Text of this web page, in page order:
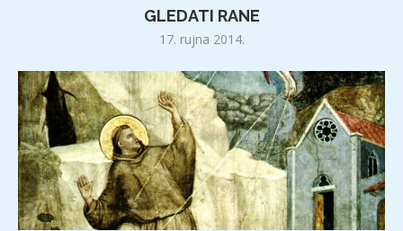
GLEDATI RANE
17. rujna 2014.